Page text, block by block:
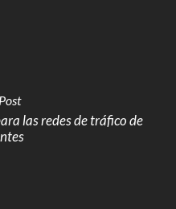
las redes de tráfico de